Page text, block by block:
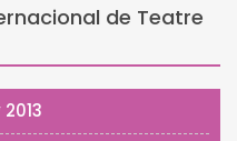
de Teatre